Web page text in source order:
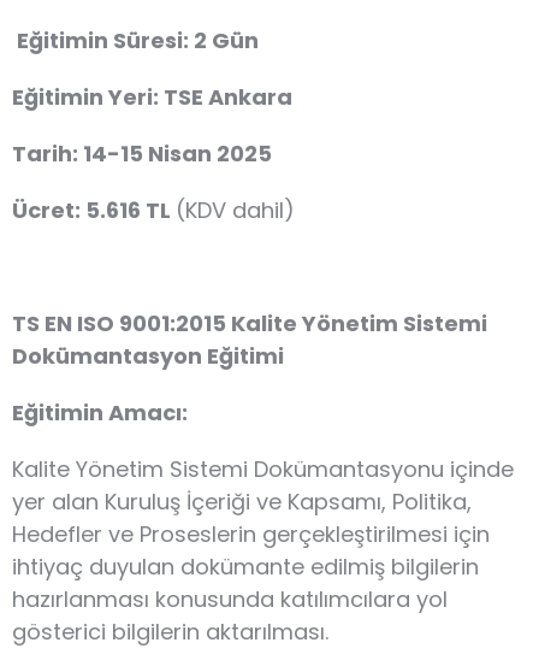
Eğitimin Süresi: 2 Gün
Eğitimin Yeri: TSE Ankara
Tarih: 14-15 Nisan 2025
Ücret: 5.616 TL (KDV dahil)
TS EN ISO 9001:2015 Kalite Yönetim Sistemi
Dokümantasyon Eğitimi
Eğitimin Amacı:
Kalite Yönetim Sistemi Dokümantasyonu içinde
yer alan Kuruluş İçeriği ve Kapsamı, Politika,
Hedefler ve Proseslerin gerçekleştirilmesi için
ihtiyaç duyulan dokümante edilmiş bilgilerin
hazırlanması konusunda katılımcılara yol
gösterici bilgilerin aktarılması.